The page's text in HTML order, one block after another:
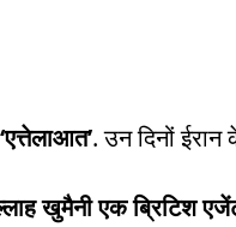
‘एत्तेलाआत’. उन दिनों
खुमैनी एक ब्रिटिश